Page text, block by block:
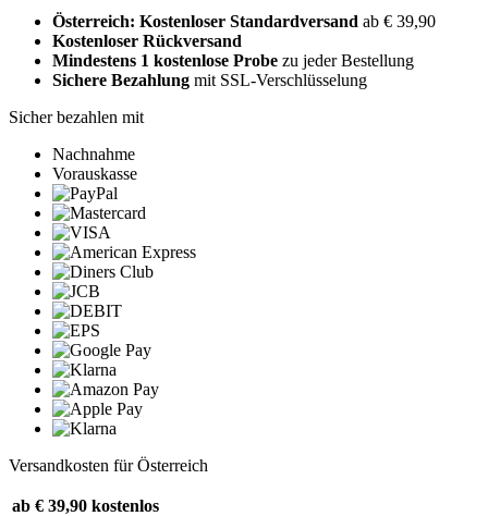
Österreich: Kostenloser Standardversand ab € 39,90
Kostenloser Rückversand
Mindestens 1 kostenlose Probe zu jeder Bestellung
Sichere Bezahlung mit SSL-Verschlüsselung
Sicher bezahlen mit
Nachnahme
Vorauskasse
Versandkosten für Österreich
ab € 39,90 kostenlos